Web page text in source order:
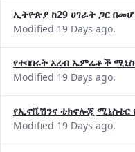
ኢትዮጵያ ከ29 ሀገራት ጋር
Modified 19 Days ago.
የተባበሩት አረብ ኤምሬቶች
Modified 19 Days ago.
የኢኖቬሽንና ቴክኖሎጂ ሚኒስቴር
Modified 19 Days ago.